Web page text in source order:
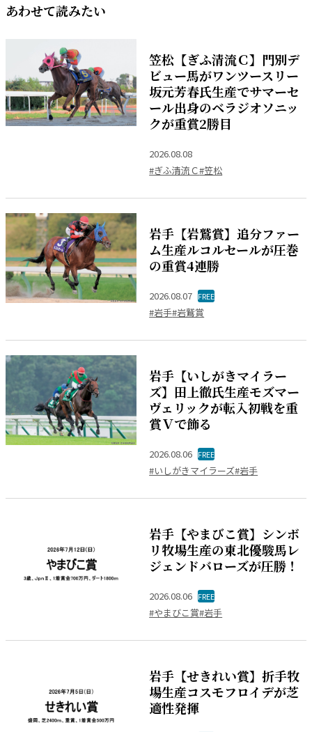
あわせて読みたい
笠松【ぎふ清流Ｃ】門別デ
ビュー馬がワンツースリー
坂元芳春氏生産でサマーセ
ール出身のベラジオソニッ
クが重賞2勝目
2026.08.08
#ぎふ清流Ｃ#笠松
岩手【岩鷲賞】追分ファー
ム生産ルコルセールが圧巻
の重賞4連勝
2026.08.07 FREE
#岩手#岩鷲賞
岩手【いしがきマイラー
ズ】田上徹氏生産モズマー
ヴェリックが転入初戦を重
賞Ｖで飾る
2026.08.06 FREE
#いしがきマイラーズ#岩手
岩手【やまびこ賞】シンボ
リ牧場生産の東北優駿馬レ
ジェンドバローズが圧勝！
2026.08.06 FREE
#やまびこ賞#岩手
岩手【せきれい賞】折手牧
場生産コスモフロイデが芝
適性発揮